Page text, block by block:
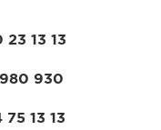
13 13
930
13 13